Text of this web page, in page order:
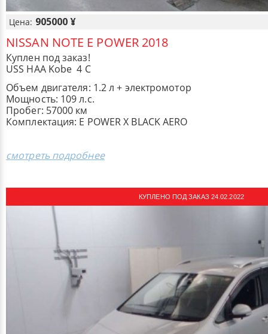
Цена: 905000 ¥
NISSAN NOTE E POWER 2018
Куплен под заказ!
USS HAA Kobe 4 С
Объем двигателя: 1.2 л + электромотор
Мощность: 109 л.с.
Пробег: 57000 км
Комплектация: E POWER X BLACK AERO
смотреть подробнее
КУПЛЕНО ПОД ЗАКАЗ 24.02.2022